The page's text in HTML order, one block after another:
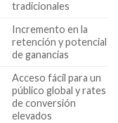
tradicionales
Incremento en la
retención y potencial
de ganancias
Acceso fácil para un
público global y rates
de conversión
elevados